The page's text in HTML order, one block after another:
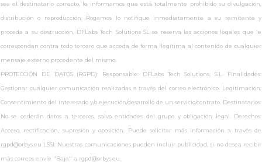
sea el destinatario correcto, le informamos que está totalmente prohibido su divulgación,
distribución o reproducción. Rogamos lo notifique inmediatamente a su remitente y
proceda a su destrucción. DFLabs Tech Solutions SL se reserva las acciones legales que le
correspondan contra todo tercero que acceda de forma ilegítima al contenido de cualquier
mensaje externo procedente del mismo.
PROTECCIÓN DE DATOS (RGPD): Responsable: DFLabs Tech Solutions, S.L. Finalidades:
Gestionar cualquier comunicación realizadas a través del correo electrónico. Legitimación:
Consentimiento del interesado y/o ejecución/desarrollo de un servicio/contrato. Destinatarios:
No se cederán datos a terceros, salvo entidades del grupo y obligación legal. Derechos:
Acceso, rectificación, supresión y oposición. Puede solicitar más información a través de
rgpd@orbys.eu LSSI: Nuestras comunicaciones pueden incluir publicidad, si no desea recibir
más correos envíe "Baja" a rgpd@orbys.eu.